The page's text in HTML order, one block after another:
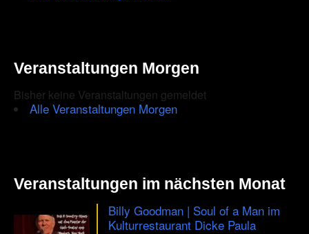
Veranstaltungen Morgen
Bisher keine Veranstaltungen gemeldet
Alle Veranstaltungen Morgen
Veranstaltungen im nächsten Monat
Billy Goodman | Soul of a Man im
Kulturrestaurant Dicke Paula